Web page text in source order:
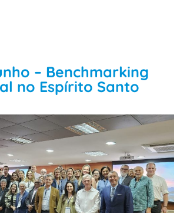
– Benchmarking
no Espírito Santo